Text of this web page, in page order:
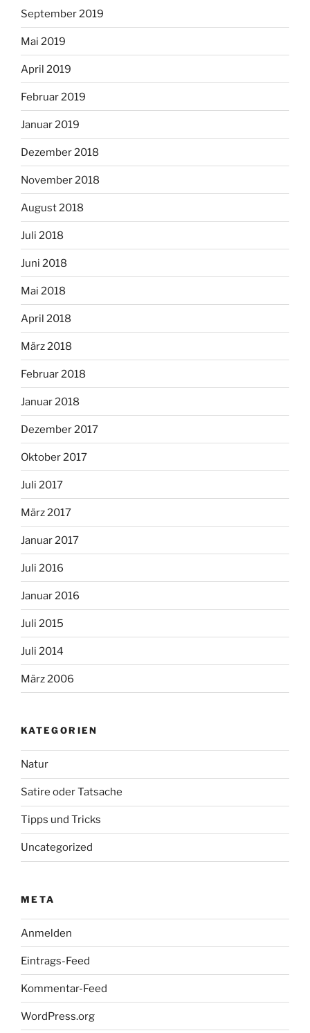
September 2019
Mai 2019
April 2019
Februar 2019
Januar 2019
Dezember 2018
November 2018
August 2018
Juli 2018
Juni 2018
Mai 2018
April 2018
März 2018
Februar 2018
Januar 2018
Dezember 2017
Oktober 2017
Juli 2017
März 2017
Januar 2017
Juli 2016
Januar 2016
Juli 2015
Juli 2014
März 2006
KATEGORIEN
Natur
Satire oder Tatsache
Tipps und Tricks
Uncategorized
META
Anmelden
Eintrags-Feed
Kommentar-Feed
WordPress.org